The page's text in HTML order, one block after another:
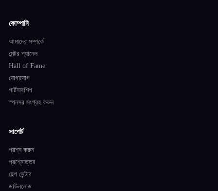
কোম্পানি
আমাদের সম্পর্কে
মেন্টর প্যানেল
Hall of Fame
যোগাযোগ
পার্টনারশিপ
স্পনসর সংগ্রহ করুন
সাপোর্ট
প্রশ্ন করুন
প্রশ্নোত্তর
হেল্প সেন্টার
ডাউনলোড